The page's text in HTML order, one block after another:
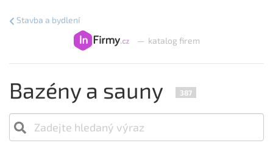
— katalog firem
Stavba a bydlení
Bazény a sauny 387